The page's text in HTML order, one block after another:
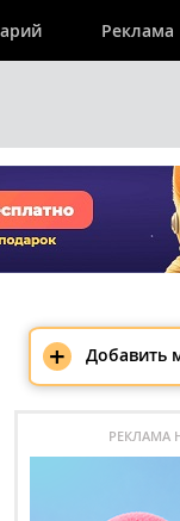
Реклама
+ Добавить
РЕКЛАМА